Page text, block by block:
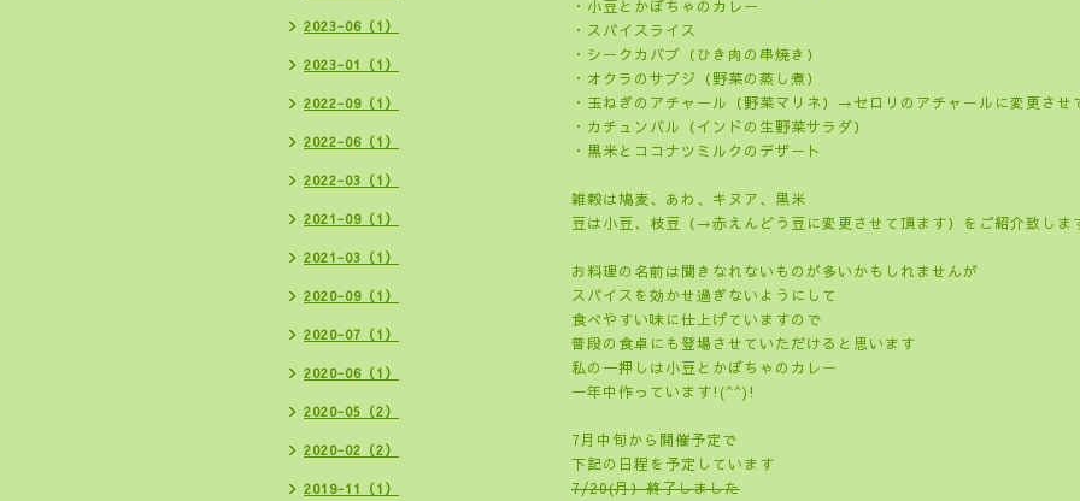
・小豆とかぼちゃのカレー
・スパイスライス
・シークカバブ（ひき肉の串焼き）
・オクラのサブジ（野菜の蒸し煮）
・玉ねぎのアチャール（野菜マリネ）→セロリのアチャールに変更させ
・カチュンバル（インドの生野菜サラダ）
・黒米とココナツミルクのデザート
雑穀は鳩麦、あわ、キヌア、黒米
豆は小豆、枝豆（→赤えんどう豆に変更させて頂ます）をご紹介致しま
お料理の名前は聞きなれないものが多いかもしれませんが
スパイスを効かせ過ぎないようにして
食べやすい味に仕上げていますので
普段の食卓にも登場させていただけると思います
私の一押しは小豆とかぼちゃのカレー
一年中作っています!(^^)!
7月中旬から開催予定で
下記の日程を予定しています
7/20(月）終了しました
2023-06（1）
2023-01（1）
2022-09（1）
2022-06（1）
2022-03（1）
2021-09（1）
2021-03（1）
2020-09（1）
2020-07（1）
2020-06（1）
2020-05（2）
2020-02（2）
2019-11（1）